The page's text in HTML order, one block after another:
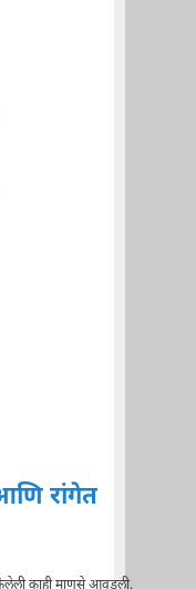
रांगेत
काही माणसे आवडली.